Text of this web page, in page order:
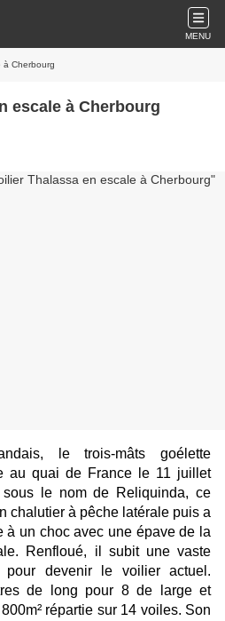
MENU
à Cherbourg
escale à Cherbourg
le trois-mâts goélette
au quai de France le 11 juillet
le nom de Reliquinda, ce
chalutier à pêche latérale puis a
à un choc avec une épave de la
Renfloué, il subit une vaste
pour devenir le voilier actuel.
de long pour 8 de large et
répartie sur 14 voiles. Son